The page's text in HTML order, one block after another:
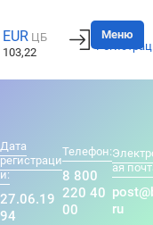
EUR ЦБ
103,22
Вход
Меню
Дата
регистраци
и:
27.06.19
94
Телефон:
8 800
220 40
00
ая
ru